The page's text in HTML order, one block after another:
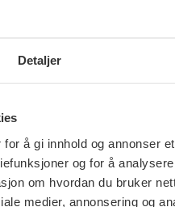
Detaljer
å gi innhold og annonser
og for å
om hvordan du bruker
medier, annonsering og
lavlønn, sier Kvisvik.
er viktige for
til modellen vår, og til
alle opplever at de er
sier